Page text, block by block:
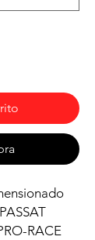
RACE